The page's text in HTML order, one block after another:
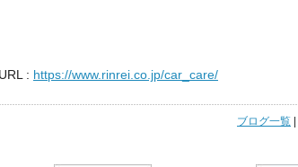
: https://www.rinrei.co.jp/car_care/
ブログ一覧 |